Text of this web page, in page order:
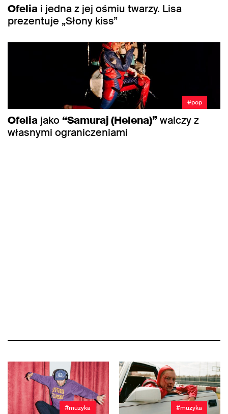
Ofelia i jedna z jej ośmiu twarzy. Lisa
prezentuje „Słony kiss”
#pop
Ofelia jako “Samuraj (Helena)”walczy z
własnymi ograniczeniami
#muzyka #muzyka